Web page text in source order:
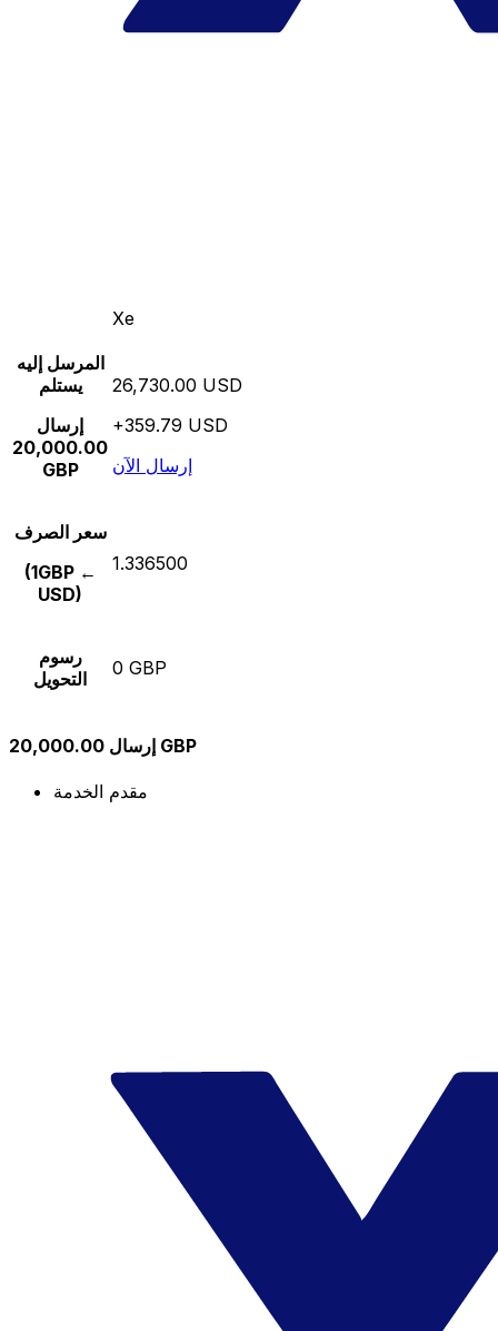
Xe
المرسل إليه
يستلم
إرسال
20,000.00
GBP
26,730.00 USD
+359.79 USD
إرسال الآن
سعر الصرف
(1GBP ←
USD)
1.336500
رسوم
التحويل
0 GBP
إرسال 20,000.00 GBP
مقدم الخدمة